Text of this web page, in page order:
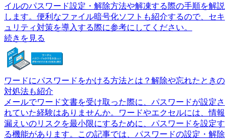
イルのパスワード設定・解除方法や解凍する際の手順を解説
します。便利なファイル暗号化ソフトも紹介するので、セキ
ュリティ対策を導入する際に参考にしてください。
続きを見る
ワードにパスワードをかける方法とは？解除や忘れたときの
対処法も紹介
メールでワード文書を受け取った際に、パスワードが設定さ
れていた経験はありませんか。ワードやエクセルには、情報
漏えいのリスクを最小限にするために、パスワードを設定す
る機能があります。この記事では、パスワードの設定・解除